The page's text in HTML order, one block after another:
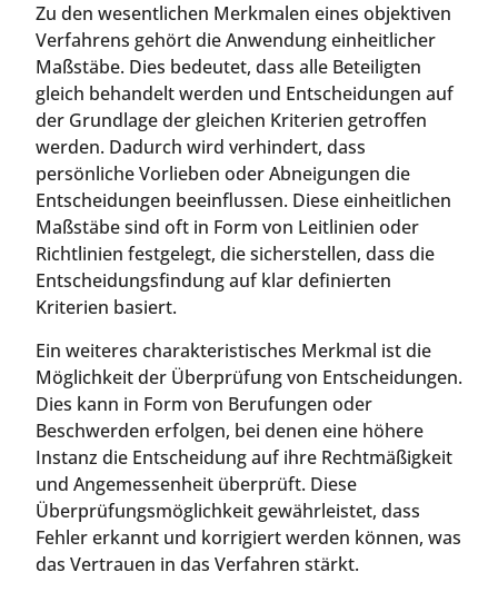
Zu den wesentlichen Merkmalen eines objektiven
Verfahrens gehört die Anwendung einheitlicher
Maßstäbe. Dies bedeutet, dass alle Beteiligten
gleich behandelt werden und Entscheidungen auf
der Grundlage der gleichen Kriterien getroffen
werden. Dadurch wird verhindert, dass
persönliche Vorlieben oder Abneigungen die
Entscheidungen beeinflussen. Diese einheitlichen
Maßstäbe sind oft in Form von Leitlinien oder
Richtlinien festgelegt, die sicherstellen, dass die
Entscheidungsfindung auf klar definierten
Kriterien basiert.
Ein weiteres charakteristisches Merkmal ist die
Möglichkeit der Überprüfung von Entscheidungen.
Dies kann in Form von Berufungen oder
Beschwerden erfolgen, bei denen eine höhere
Instanz die Entscheidung auf ihre Rechtmäßigkeit
und Angemessenheit überprüft. Diese
Überprüfungsmöglichkeit gewährleistet, dass
Fehler erkannt und korrigiert werden können, was
das Vertrauen in das Verfahren stärkt.